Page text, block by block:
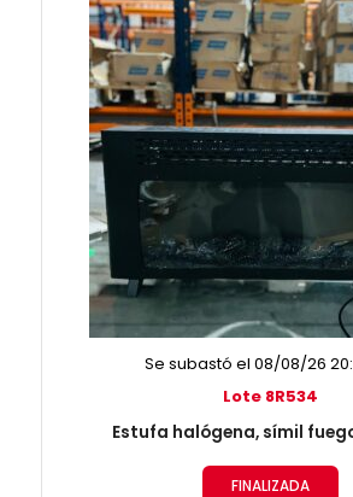
Se subastó el 08/08/26
Lote 8R534
Estufa halógena, símil fuego:
FINALIZADA